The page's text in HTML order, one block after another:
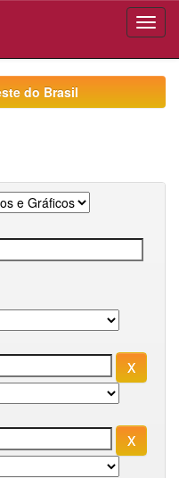
do Brasil